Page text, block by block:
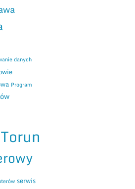
danych
Program
serwis